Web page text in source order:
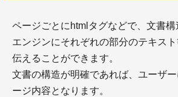
サーチエンジ
ページごとにhtmlタグなどで、文書
エンジンにそれぞれの部分のテキス
伝えることができます。
文書の構造が明確であれば、ユーザ
ージ内容となります。